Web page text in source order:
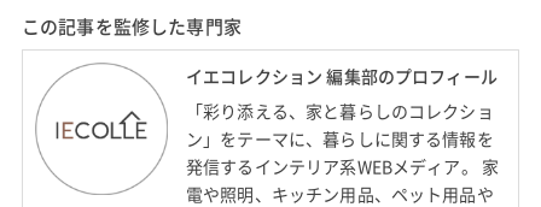
この記事を監修した専門家
イエコレクション 編集部のプロフィール
「彩り添える、家と暮らしのコレクショ
ン」をテーマに、暮らしに関する情報を
発信するインテリア系WEBメディア。 家
電や照明、キッチン用品、ペット用品や